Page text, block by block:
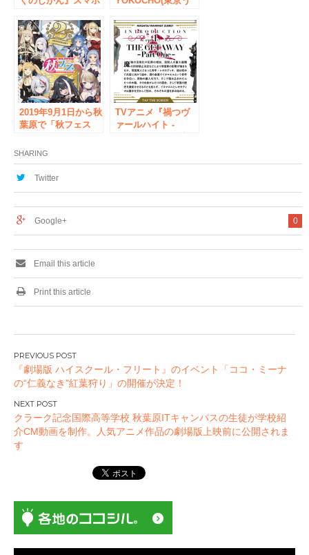
販売開始！！
USを見せると、毎
日1杯ドリンクが無
料に！さらに会場内
ユーザーを自動的に
マッチング！
2019年9月1日から秋
葉原で「秋フェス
ーン」の開催決定！
TVアニメ『禍つヴ
ァールハイト -
ボカフェ開催も決
SHARING
Twitter
0
Google+
Email this article
Print this article
投
稿
ナ
ビ
ゲ
ー
ン
『劇場版 ハイスクール・フリート』のイベント「ココ・ミーナ
の“仁義なき”紅葉狩り」の開催が決定！
クラーク記念国際高等学校 秋葉原ITキャンパスの生徒が学校紹
介CM動画を制作。人気アニメ作品の劇場版上映前に公開されま
す